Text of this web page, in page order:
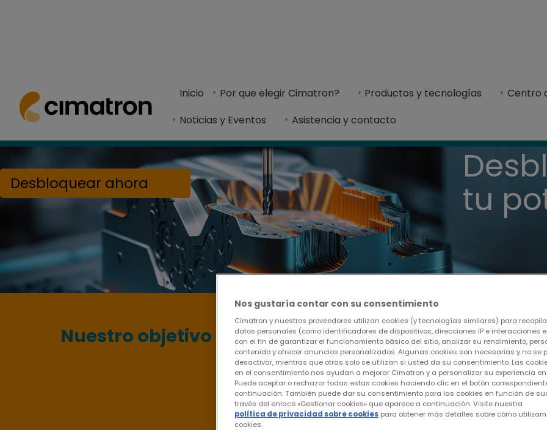
Inicio Por que elegir Cimatron? Productos y tecnologías
Centro
Noticias y Eventos
Asistencia y contacto
Cimatron es un software CAD/CAM integrado que proporciona una solución integral para
tu
Desbloquear ahora
Nuestro objetivo
Aumentar drásticamente su
con una amplia gama de herramientas
fabricación de moldes, matrices y
de tecnologías CNC, desde el sencillo
el mecanizado complejo de 5 ejes.
Nos gustaría contar con su consentimiento
Cimatron y nuestros proveedores utilizan cookies (y tecnologías similares) para
datos personales (como identificadores de dispositivos, direcciones IP e interacciones
con el fin de garantizar el funcionamiento básico del sitio, analizar su rendimiento,
contenido y ofrecer anuncios personalizados. Algunas cookies son necesarias y no se
desactivar, mientras que otras solo se utilizan si usted da su consentimiento. Las
en el consentimiento nos ayudan a mejorar Cimatron y a personalizar su experiencia en
Puede aceptar o rechazar todas estas cookies haciendo clic en el botón
continuación. También puede dar su consentimiento para las cookies en función de
través del enlace «Gestionar cookies» que aparece a continuación. Visite nuestra
política de privacidad sobre cookies para obtener más detalles sobre cómo
cookies.